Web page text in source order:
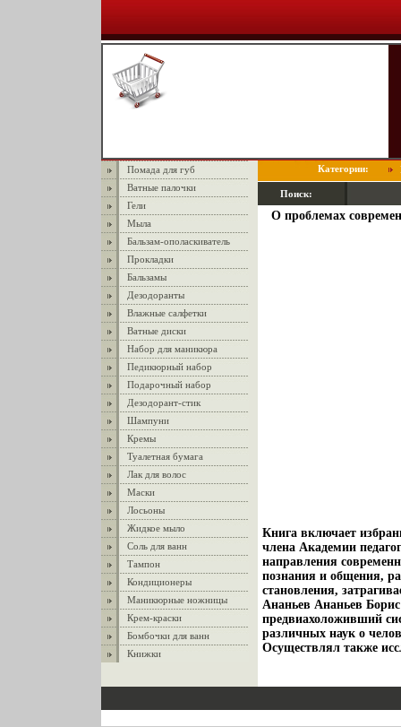
Помада для губ
Ватные палочки
Гели
Мыла
Бальзам-ополаскиватель
Прокладки
Бальзамы
Дезодоранты
Влажные салфетки
Ватные диски
Набор для маникюра
Педикюрный набор
Подарочный набор
Дезодорант-стик
Шампуни
Кремы
Туалетная бумага
Лак для волос
Маски
Лосьоны
Жидкое мыло
Соль для ванн
Тампон
Кондиционеры
Маникюрные ножницы
Крем-краски
Бомбочки для ванн
Книжки
Категории:
Поиск:
О проблемах
Книга включает
члена Академии
направления
познания и общения,
становления,
Ананьев Ананьев Борис
предвиахоложивший
различных наук о
Осуществлял также